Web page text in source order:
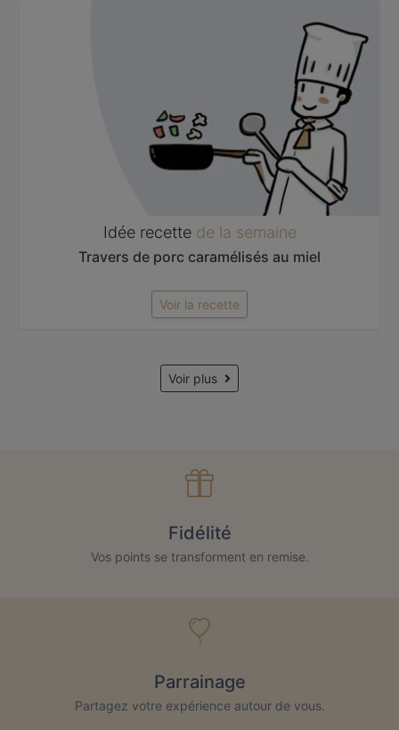
Idée recette de la semaine
Travers de porc caramélisés au miel
Voir la recette
Voir plus
Fidélité
Vos points se transforment en remise.
Parrainage
Partagez votre expérience autour de vous.